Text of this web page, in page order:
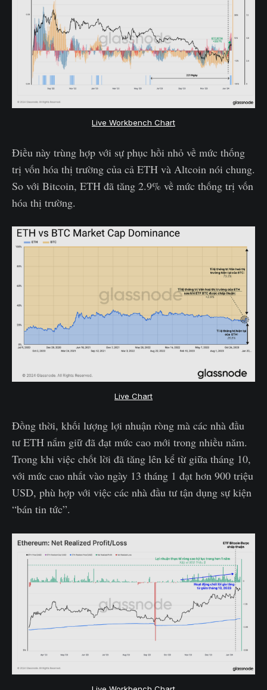
Live Workbench Chart
Điều này trùng hợp với sự phục hồi nhỏ về mức thống
trị vốn hóa thị trường của cả ETH và Altcoin nói chung.
So với Bitcoin, ETH đã tăng 2.9% về mức thống trị vốn
hóa thị trường.
Live Chart
Đồng thời, khối lượng lợi nhuận ròng mà các nhà đầu
tư ETH nắm giữ đã đạt mức cao mới trong nhiều năm.
Trong khi việc chốt lời đã tăng lên kể từ giữa tháng 10,
với mức cao nhất vào ngày 13 tháng 1 đạt hơn 900 triệu
USD, phù hợp với việc các nhà đầu tư tận dụng sự kiện
“bán tin tức”.